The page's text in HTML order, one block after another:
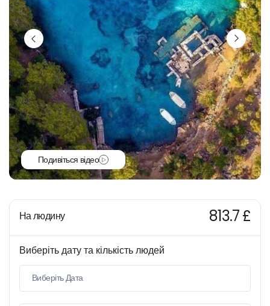
Подивіться відео
На людину 813.7 £
Виберіть дату та кількість людей